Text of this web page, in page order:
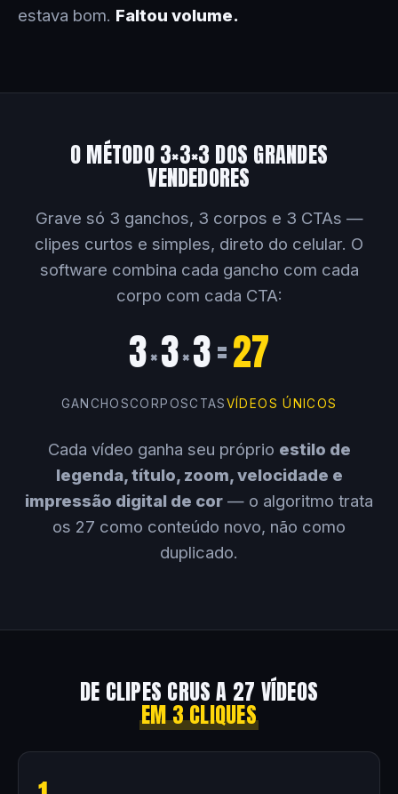
estava bom. Faltou volume.
O MÉTODO 3×3×3 DOS GRANDES
VENDEDORES
Grave só 3 ganchos, 3 corpos e 3 CTAs —
clipes curtos e simples, direto do celular. O
software combina cada gancho com cada
corpo com cada CTA:
3×3×3=27
GANCHOSCORPOSCTASVÍDEOS ÚNICOS
Cada vídeo ganha seu próprio estilo de
legenda, título, zoom, velocidade e
impressão digital de cor — o algoritmo trata
os 27 como conteúdo novo, não como
duplicado.
DE CLIPES CRUS A 27 VÍDEOS
EM 3 CLIQUES